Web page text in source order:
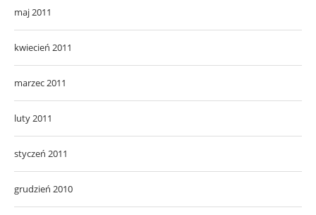
maj 2011
kwiecień 2011
marzec 2011
luty 2011
styczeń 2011
grudzień 2010